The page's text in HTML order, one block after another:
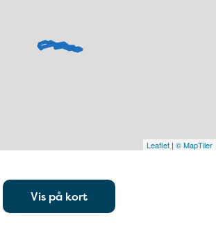
Leaflet | © MapTiler
Vis på kort